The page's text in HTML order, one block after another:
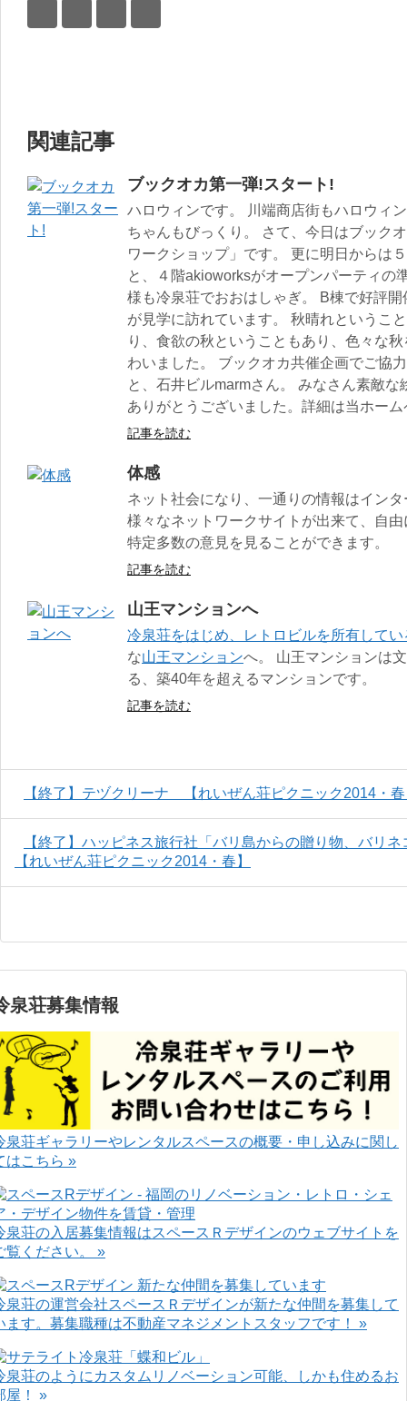
関連記事
ブックオカ第一弾!スタート!
ハロウィンです。 川端商店街もハロウィ
ちゃんもびっくり。 さて、今日はブック
ワークショップ」です。 更に明日からは
と、４階akioworksがオープンパーティの
様も冷泉荘でおおはしゃぎ。 B棟で好評
が見学に訪れています。 秋晴れというこ
り、食欲の秋ということもあり、色々な
わいました。 ブックオカ共催企画でご協
と、石井ビルmarmさん。 みなさん素敵
ありがとうございました。詳細は当ホー
記事を読む
体感
ネット社会になり、一通りの情報はイン
様々なネットワークサイトが出来て、自
特定多数の意見を見ることができます。
記事を読む
山王マンションへ
冷泉荘をはじめ、レトロビルを所有して
な山王マンションへ。 山王マンションは
る、築40年を超えるマンションです。
記事を読む
【終了】テヅクリーナ 【れいぜん荘ピクニック2014・
【終了】ハッピネス旅行社「バリ島からの贈り物、バリ
【れいぜん荘ピクニック2014・春】
泉荘募集情報
泉荘ギャラリーやレンタルスペースの概要・申し込みに関し
はこちら »
泉荘の入居募集情報はスペースＲデザインのウェブサイトを
覧ください。 »
泉荘の運営会社スペースＲデザインが新たな仲間を募集して
ます。募集職種は不動産マネジメントスタッフです！ »
泉荘のようにカスタムリノベーション可能、しかも住めるお
屋！ »